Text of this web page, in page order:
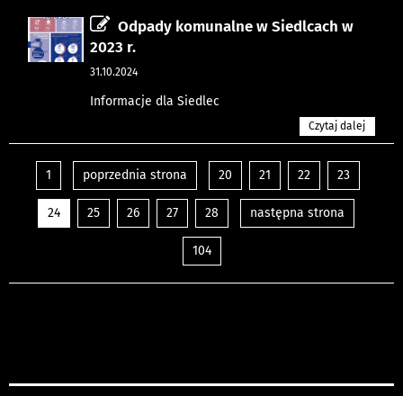
Odpady komunalne w Siedlcach w
2023 r.
31.10.2024
Informacje dla Siedlec
Czytaj dalej
1 poprzednia strona 20 21 22 23
24 25 26 27 28 następna strona
104